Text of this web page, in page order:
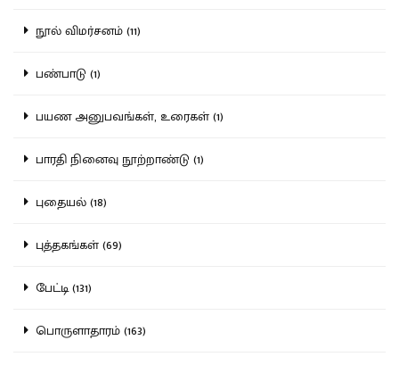
நூல் விமர்சனம் (11)
பண்பாடு (1)
பயண அனுபவங்கள், உரைகள் (1)
பாரதி நினைவு நூற்றாண்டு (1)
புதையல் (18)
புத்தகங்கள் (69)
பேட்டி (131)
பொருளாதாரம் (163)